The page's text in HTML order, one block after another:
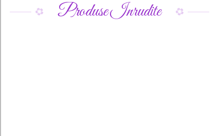
Produse Inrudite